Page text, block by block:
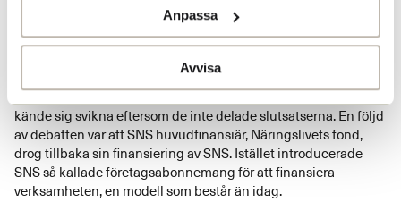
Anpassa
Avvisa
större öppenhet från näringslivets sida och diskuterade även
möjligheten att öka inflytandet från andra grupper än
aktieägarna i styrelsen, till exempel fackliga företrädare.
Makten över företagetväckte, när den presenterades år
1966, en livlig debatt. Vissa av de intervjuade företagsledarna
kände sig svikna eftersom de inte delade slutsatserna. En följd
av debatten var att SNS huvudfinansiär, Näringslivets fond,
drog tillbaka sin finansiering av SNS. Istället introducerade
SNS så kallade företagsabonnemang för att finansiera
verksamheten, en modell som består än idag.